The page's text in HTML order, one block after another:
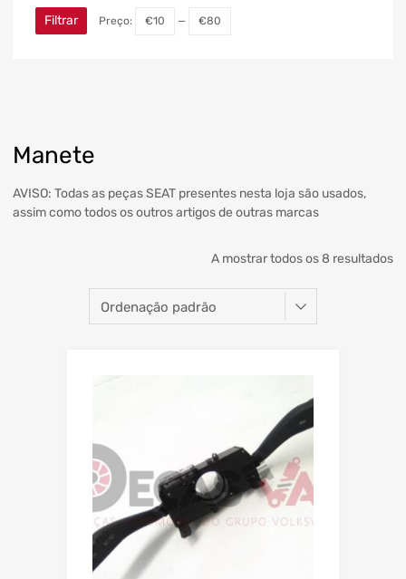
Manete
AVISO: Todas as peças SEAT presentes nesta loja são usados,
assim como todos os outros artigos de outras marcas
A mostrar todos os 8 resultados
Filtrar Preço: €10 — €80